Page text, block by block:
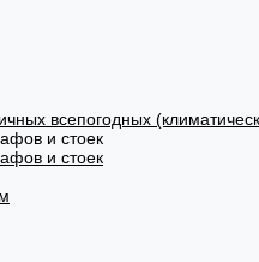
всепогодных
и стоек
и стоек